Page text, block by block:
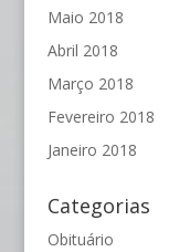
Maio 2018
Abril 2018
Março 2018
Fevereiro 2018
Janeiro 2018
Categorias
Obituário